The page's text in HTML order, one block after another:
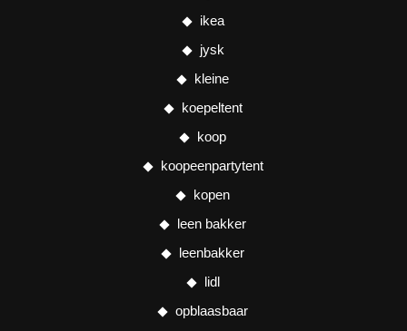
ikea
jysk
kleine
koepeltent
koop
koopeenpartytent
kopen
leen bakker
leenbakker
lidl
opblaasbaar